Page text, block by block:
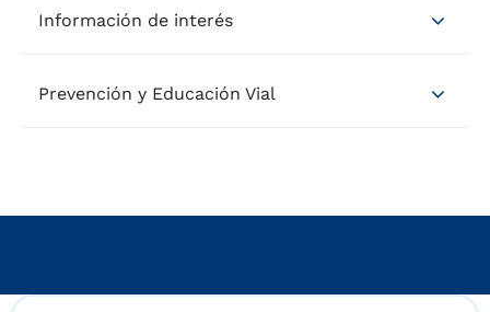
Información de interés
Prevención y Educación Vial